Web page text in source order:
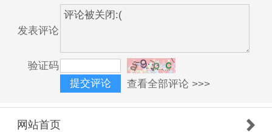
发表评论
验证码
查看全部评论 >>>
网站首页